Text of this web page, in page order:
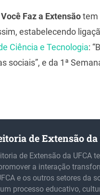
Faz a Extensãotem
estabelecendo
Ciência e Tecnologia:
sociais”, e da 1ª
de Extensão da
de Extensão da UFCA
a interação
e os outros setores da
processo educativo,